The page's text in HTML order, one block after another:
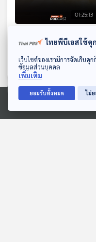
ดาวน์โหลด Thai PBS Podcast
Ⓒ 2020 องค์การกระจายเสียงและแพร่ภาพสา
01:25:13
EP. 4: สถานีประชาชน รีเ
ชีวิตคนกรุงเทพฯ : นโยบ
คนรุ่นใหม่
เกาะติดเลือกตั้ง 69
ตอนที่เกี่ยวข้อง
ไทยพีบีเอสใช้คุ
เว็บไซต์ของเรามีการจัดเก็บคุ
ข้อมูลส่วนบุคคล
เพิ่มเติม
ยอมรับทั้งหมด ไม่